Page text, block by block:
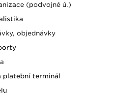
(podvojné ú.)
objednávky
platební terminál